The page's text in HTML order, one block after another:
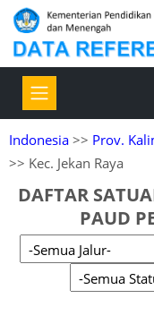
Indonesia >> Prov.
>> Kec. Jekan Raya
DAFTAR
PAUD